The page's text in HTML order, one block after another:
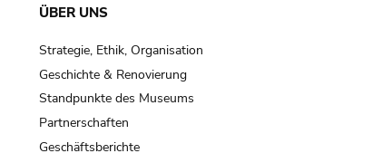
ÜBER UNS
Strategie, Ethik, Organisation
Geschichte & Renovierung
Standpunkte des Museums
Partnerschaften
Geschäftsberichte